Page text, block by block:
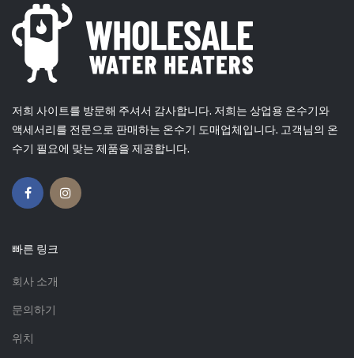
저희 사이트를 방문해 주셔서 감사합니다. 저희는 상업용 온수기와
액세서리를 전문으로 판매하는 온수기 도매업체입니다. 고객님의 온
수기 필요에 맞는 제품을 제공합니다.
빠른 링크
회사 소개
문의하기
위치